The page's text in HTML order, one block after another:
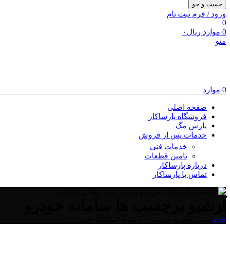
جست و جو
ورود / فرم ثبت نام
0
0 موارد ریال ۰
منو
0 موارد
صفحه اصلی
فروشگاه پارساکار
پارس مگ
خدمات پس از فروش
خدمات فنی
تامین قطعات
درباره پارساکار
تماس با پارساکار
خانه